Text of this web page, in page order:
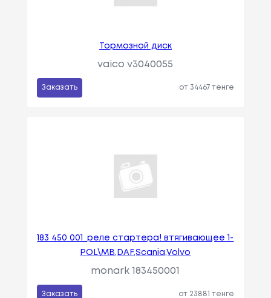
Тормозной диск
vaico v3040055
Заказать от 34467 тенге
183 450 001_реле стартера! втягивающее 1-
POL\MB,DAF,Scania,Volvo
monark 183450001
Заказать от 23881 тенге